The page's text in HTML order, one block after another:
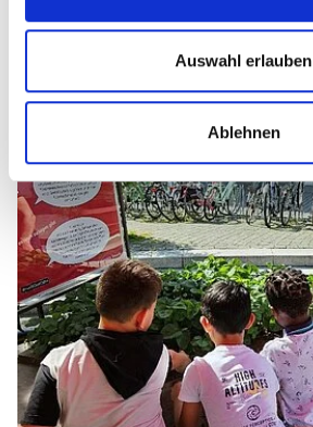
Auswahl erlauben
Ablehnen